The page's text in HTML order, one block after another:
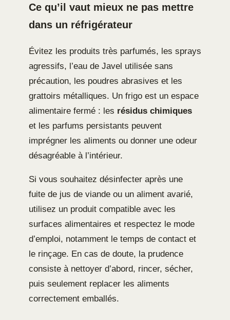
Ce qu’il vaut mieux ne pas mettre
dans un réfrigérateur
Évitez les produits très parfumés, les sprays
agressifs, l’eau de Javel utilisée sans
précaution, les poudres abrasives et les
grattoirs métalliques. Un frigo est un espace
alimentaire fermé : les résidus chimiques
et les parfums persistants peuvent
imprégner les aliments ou donner une odeur
désagréable à l’intérieur.
Si vous souhaitez désinfecter après une
fuite de jus de viande ou un aliment avarié,
utilisez un produit compatible avec les
surfaces alimentaires et respectez le mode
d’emploi, notamment le temps de contact et
le rinçage. En cas de doute, la prudence
consiste à nettoyer d’abord, rincer, sécher,
puis seulement replacer les aliments
correctement emballés.